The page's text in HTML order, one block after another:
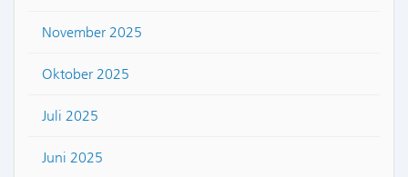
November 2025
Oktober 2025
Juli 2025
Juni 2025